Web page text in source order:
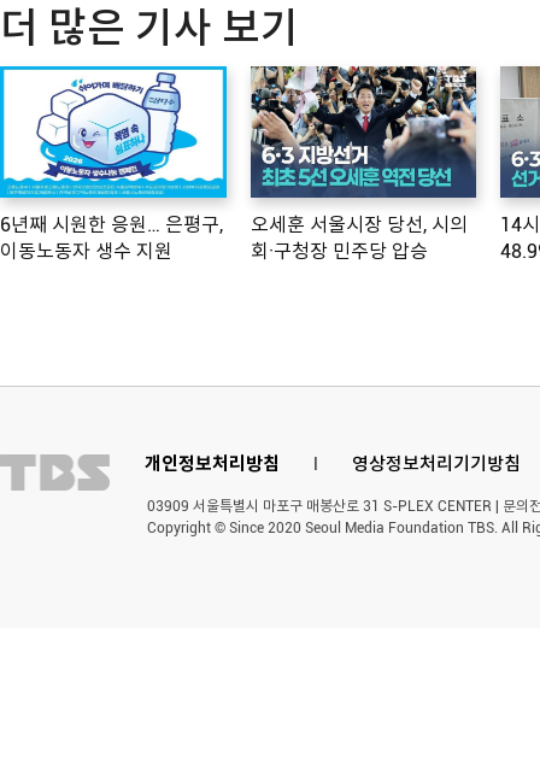
더 많은 기사 보기
6년째 시원한 응원… 은평구,
이동노동자 생수 지원
오세훈 서울시장 당선, 시의
회·구청장 민주당 압승
14
개인정보처리방침 l 영상정보처리기기방침
03909 서울특별시 마포구 매봉산로 31 S-PLEX CENTER | 문
Copyright © Since 2020 Seoul Media Foundation TBS. All